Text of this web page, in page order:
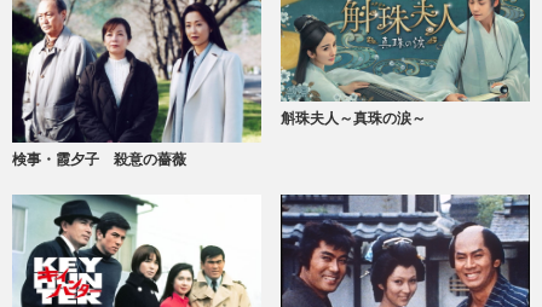
検事・霞夕子 殺意の薔薇
斛珠夫人～真珠の涙～